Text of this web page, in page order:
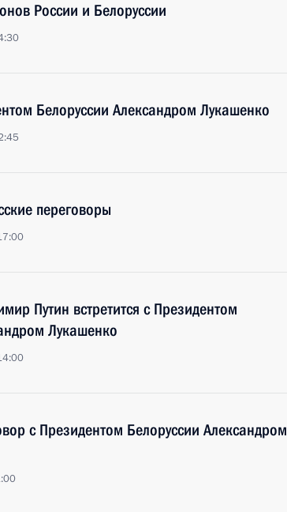
России и Белоруссии
Белоруссии Александром Лукашенко
переговоры
Путин встретится с Президентом
Лукашенко
с Президентом Белоруссии Александром